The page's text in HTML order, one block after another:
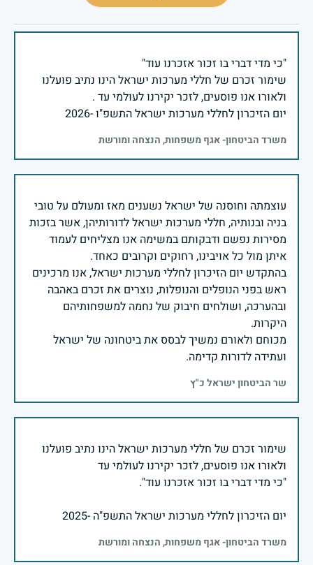
שימור זכרם של חללי מערכות ישראל הינו נתיב פועלנו
יום הזיכרון לחללי מערכות ישראל התשפ"ו -2026
משרד הביטחון- אגף משפחות, הנצחה ומורשת
עוצמתה וחוסנה של ישראל נשענים מאז ומעולם על טובי
בניה ובנותיה, חללי מערכות ישראל לדורותיהן, אשר בזכות
מסירות נפשם ודבקותם במשימה אנו מצליחים לעמוד
בהתקדש יום הזיכרון לחללי מערכות ישראל, אנו מרכינים
ראש בפני הנופלים והנופלות, נוצרים את זכרם באהבה
ובהערכה, ושולחים חיבוק של נחמה למשפחותיהם
מכוחם ולאורם נמשיך לבסס את ביטחונה של ישראל
ועתידה לדורות קדימה.
שר הביטחון ישראל כ"ץ
שימור זכרם של חללי מערכות ישראל הינו נתיב פועלנו
יום הזיכרון לחללי מערכות ישראל התשפ"ה -2025
משרד הביטחון- אגף משפחות, הנצחה ומורשת